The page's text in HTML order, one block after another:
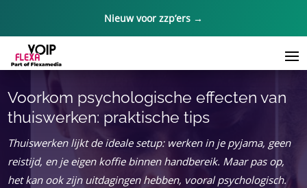
Nieuw voor zzp’ers →
Voorkom psychologische effecten van
thuiswerken: praktische tips
Thuiswerken lijkt de ideale setup: werken in je pyjama, geen
reistijd, en je eigen koffie binnen handbereik. Maar pas op,
het kan ook zijn uitdagingen hebben, vooral psychologisch.